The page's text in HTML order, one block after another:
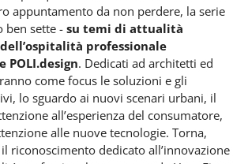
appuntamento da non perdere, la serie
ben sette - su temi di attualità
professionale
POLI.design. Dedicati ad architetti ed
come focus le soluzioni e gli
lo sguardo ai nuovi scenari urbani, il
all’esperienza del consumatore,
alle nuove tecnologie. Torna,
il riconoscimento dedicato all’innovazione